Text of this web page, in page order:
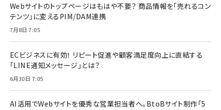
Webサイトのトップページはもはや不要？ 商品情報を「売れるコン
テンツ」に変えるPIM/DAM連携
7月8日 7:05
ECビジネスに有効！ リピート促進や顧客満足度向上に直結する
「LINE通知メッセージ」とは？
6月30日 7:05
AI活用でWebサイトを優秀な営業担当者へ。BtoBサイト制作「5